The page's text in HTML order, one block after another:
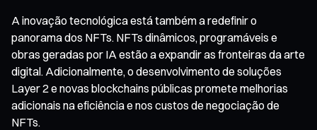
A inovação tecnológica está também a redefinir o
panorama dos NFTs. NFTs dinâmicos, programáveis e
obras geradas por IA estão a expandir as fronteiras da arte
digital. Adicionalmente, o desenvolvimento de soluções
Layer 2 e novas blockchains públicas promete melhorias
adicionais na eficiência e nos custos de negociação de
NFTs.